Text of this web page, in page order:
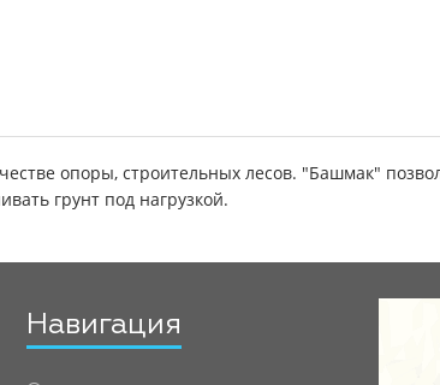
опоры, строительных лесов. "Башмак"
грунт под нагрузкой.
Навигация